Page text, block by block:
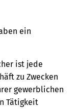
ein
ist jede
zu Zwecken
gewerblichen
Tätigkeit